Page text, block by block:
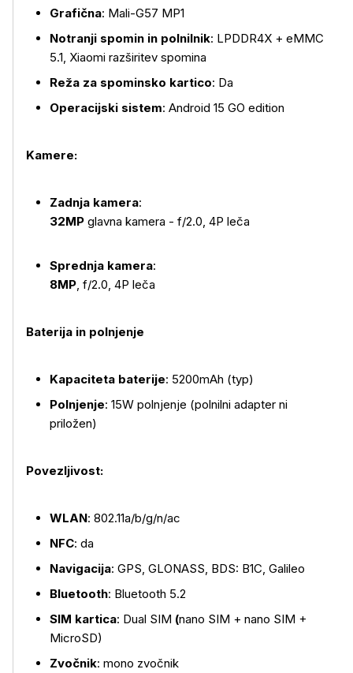
Grafična: Mali-G57 MP1
Notranji spomin in polnilnik: LPDDR4X + eMMC
5.1, Xiaomi razširitev spomina
Reža za spominsko kartico: Da
Operacijski sistem: Android 15 GO edition
Kamere:
Zadnja kamera:
32MP glavna kamera - f/2.0, 4P leča
Sprednja kamera:
8MP, f/2.0, 4P leča
Baterija in polnjenje
Kapaciteta baterije: 5200mAh (typ)
Polnjenje: 15W polnjenje (polnilni adapter ni
priložen)
Povezljivost:
WLAN: 802.11a/b/g/n/ac
NFC: da
Navigacija: GPS, GLONASS, BDS: B1C, Galileo
Bluetooth: Bluetooth 5.2
SIM kartica: Dual SIM (nano SIM + nano SIM +
MicroSD)
Zvočnik: mono zvočnik